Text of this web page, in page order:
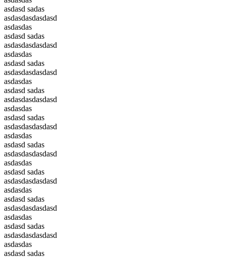
asdasd sadas
asdasdasdasdasd
asdasdas
asdasd sadas
asdasdasdasdasd
asdasdas
asdasd sadas
asdasdasdasdasd
asdasdas
asdasd sadas
asdasdasdasdasd
asdasdas
asdasd sadas
asdasdasdasdasd
asdasdas
asdasd sadas
asdasdasdasdasd
asdasdas
asdasd sadas
asdasdasdasdasd
asdasdas
asdasd sadas
asdasdasdasdasd
asdasdas
asdasd sadas
asdasdasdasdasd
asdasdas
asdasd sadas